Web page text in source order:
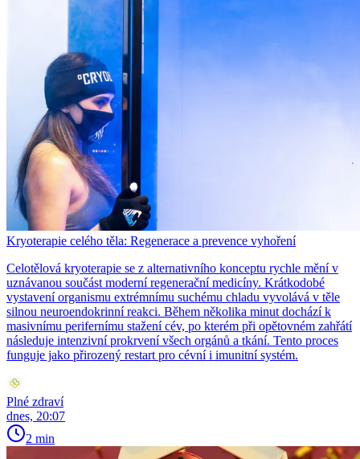
Kryoterapie celého těla: Regenerace a prevence vyhoření
Celotělová kryoterapie se z alternativního konceptu rychle mění v
uznávanou součást moderní regenerační medicíny. Krátkodobé
vystavení organismu extrémnímu suchému chladu vyvolává v těle
silnou neuroendokrinní reakci. Během několika minut dochází k
masivnímu perifernímu stažení cév, po kterém při opětovném zahřátí
následuje intenzivní prokrvení všech orgánů a tkání. Tento proces
funguje jako přirozený restart pro cévní i imunitní systém.
Plné zdraví
dnes, 20:07
2 min